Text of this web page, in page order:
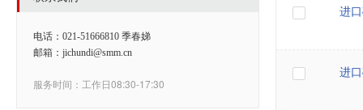
电话：021-51666810 季春娣
邮箱：jichundi@smm.cn
服务时间：工作日08:30-17:30
进
进